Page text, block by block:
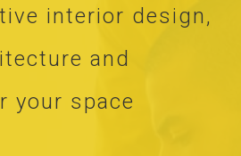
interior design,
and
your space